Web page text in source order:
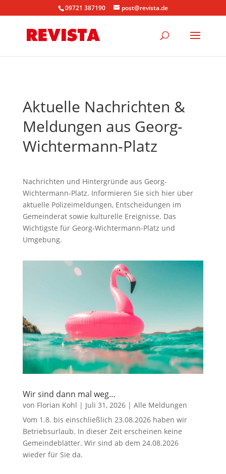
09721 387190 post@revista.de
Aktuelle Nachrichten &
Meldungen aus Georg-
Wichtermann-Platz
Nachrichten und Hintergründe aus Georg-
Wichtermann-Platz. Informieren Sie sich hier über
aktuelle Polizeimeldungen, Entscheidungen im
Gemeinderat sowie kulturelle Ereignisse. Das
Wichtigste für Georg-Wichtermann-Platz und
Umgebung.
Wir sind dann mal weg…
von Florian Kohl | Juli 31, 2026| Alle Meldungen
Vom 1.8. bis einschließlich 23.08.2026 haben wir
Betriebsurlaub. In dieser Zeit erscheinen keine
Gemeindeblätter. Wir sind ab dem 24.08.2026
wieder für Sie da.